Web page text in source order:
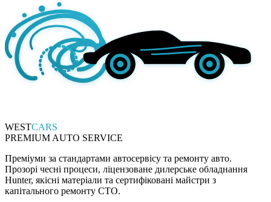
WESTCARS
PREMIUM AUTO SERVICE
Преміуми за стандартами автосервісу та ремонту авто.
Прозорі чесні процеси, ліцензоване дилерське обладнання
Hunter, якісні матеріали та сертифіковані майстри з
капітального ремонту СТО.